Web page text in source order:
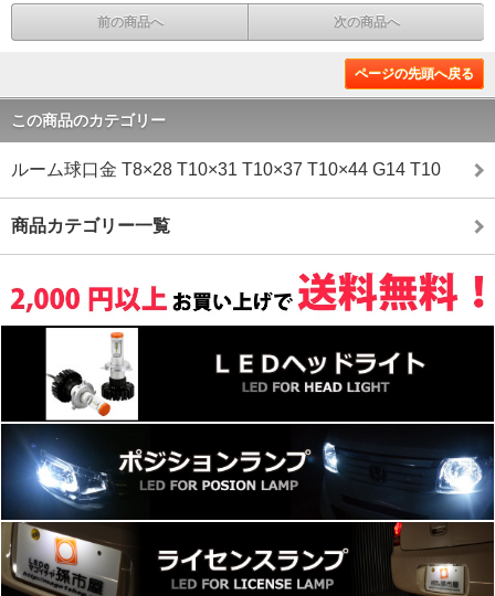
前の商品へ 次の商品へ
ページの先頭へ戻る
この商品のカテゴリー
ルーム球口金 T8×28 T10×31 T10×37 T10×44 G14 T10
商品カテゴリー一覧